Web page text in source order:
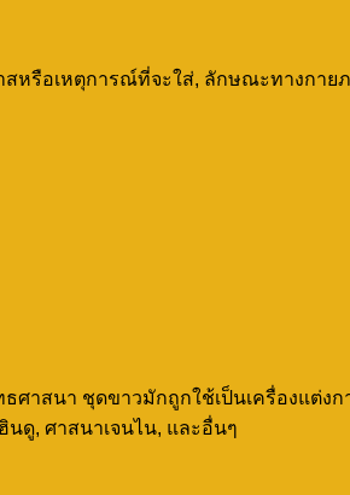
หรือเหตุการณ์ที่จะใส่, ลักษณะทางกาย
าสนา ชุดขาวมักถูกใช้เป็นเครื่องแต่งก
ดู, ศาสนาเจนไน, และอื่นๆ